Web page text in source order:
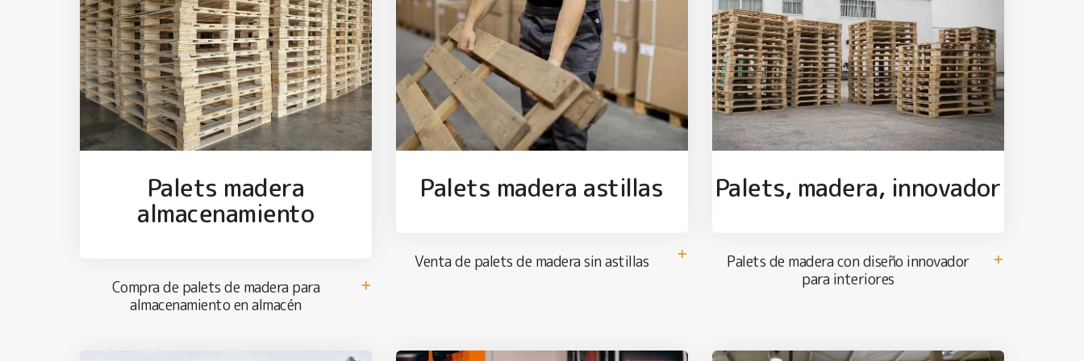
Palets madera
almacenamiento
Compra de palets de madera para
almacenamiento en almacén
Palets madera astillas
Venta de palets de madera sin astillas
Palets, madera, innovador
Palets de madera con diseño innovador
para interiores